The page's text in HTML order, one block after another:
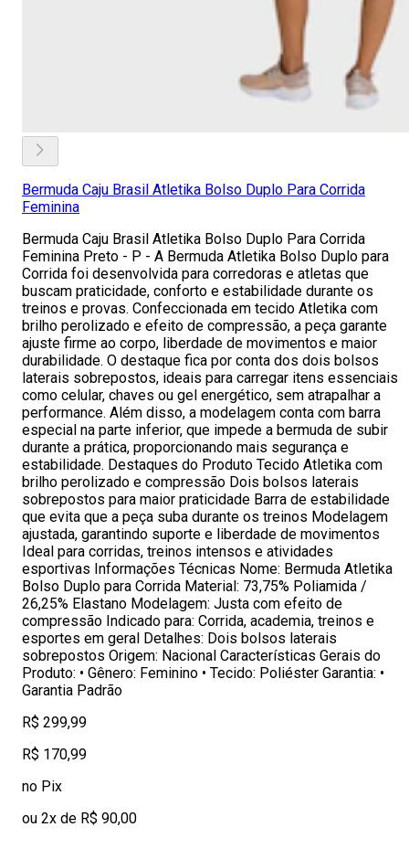
Bermuda Caju Brasil Atletika Bolso Duplo Para Corrida
Feminina
Bermuda Caju Brasil Atletika Bolso Duplo Para Corrida
Feminina Preto - P - A Bermuda Atletika Bolso Duplo para
Corrida foi desenvolvida para corredoras e atletas que
buscam praticidade, conforto e estabilidade durante os
treinos e provas. Confeccionada em tecido Atletika com
brilho perolizado e efeito de compressão, a peça garante
ajuste firme ao corpo, liberdade de movimentos e maior
durabilidade. O destaque fica por conta dos dois bolsos
laterais sobrepostos, ideais para carregar itens essenciais
como celular, chaves ou gel energético, sem atrapalhar a
performance. Além disso, a modelagem conta com barra
especial na parte inferior, que impede a bermuda de subir
durante a prática, proporcionando mais segurança e
estabilidade. Destaques do Produto Tecido Atletika com
brilho perolizado e compressão Dois bolsos laterais
sobrepostos para maior praticidade Barra de estabilidade
que evita que a peça suba durante os treinos Modelagem
ajustada, garantindo suporte e liberdade de movimentos
Ideal para corridas, treinos intensos e atividades
esportivas Informações Técnicas Nome: Bermuda Atletika
Bolso Duplo para Corrida Material: 73,75% Poliamida /
26,25% Elastano Modelagem: Justa com efeito de
compressão Indicado para: Corrida, academia, treinos e
esportes em geral Detalhes: Dois bolsos laterais
sobrepostos Origem: Nacional Características Gerais do
Produto: • Gênero: Feminino • Tecido: Poliéster Garantia: •
Garantia Padrão
R$ 299,99
R$ 170,99
no Pix
ou 2x de R$ 90,00